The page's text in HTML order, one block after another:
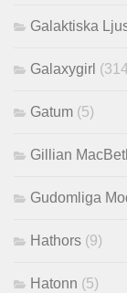
Galaktiska
Galaxygirl
Gatum (5)
Gillian
Gudomliga
Hathors (9)
Hatonn (5)